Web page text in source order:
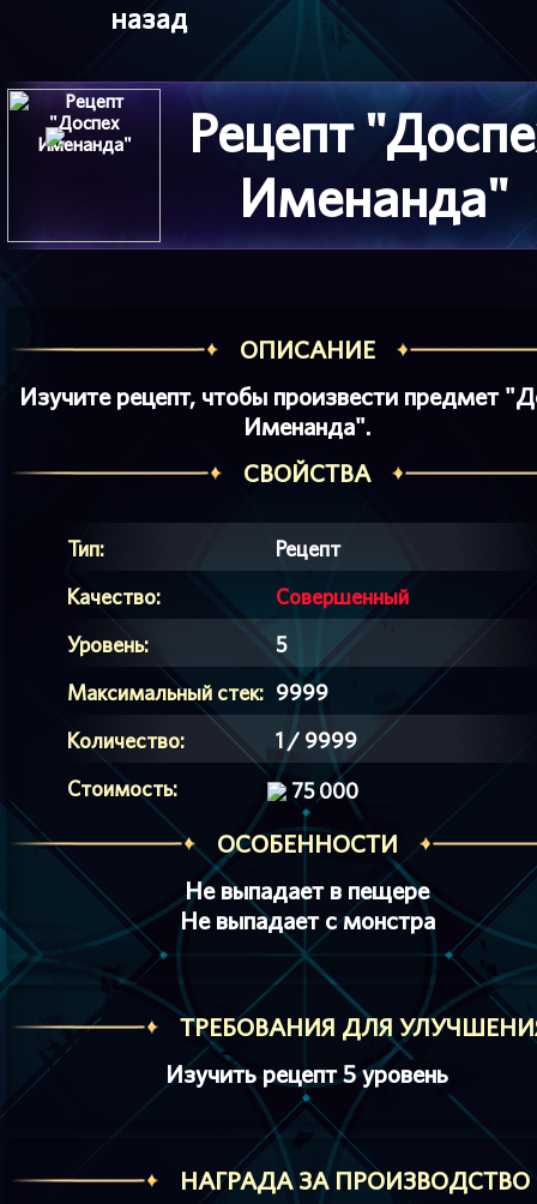
назад
Рецепт
Именанда"
ОПИСАНИЕ
Изучите рецепт, чтобы произвести предмет
Именанда".
СВОЙСТВА
Тип:
Рецепт
Качество:
Совершенный
Уровень:
5
Максимальный стек: 9999
Количество:
1 / 9999
Стоимость:
75 000
ОСОБЕННОСТИ
Не выпадает в пещере
Не выпадает с монстра
ТРЕБОВАНИЯ ДЛЯ
Изучить рецепт 5 уровень
HАГРАДА ЗА ПРОИЗВОДСТВО